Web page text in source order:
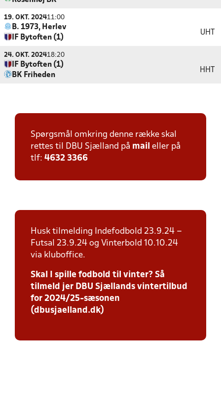
19. OKT. 202411:00
B. 1973, Herlev
IF Bytoften (1)
UHT
24. OKT. 202418:20
IF Bytoften (1)
BK Friheden
HHT
Spørgsmål omkring denne række skal
rettes til DBU Sjælland på mail eller på
tlf: 4632 3366
Husk tilmelding Indefodbold 23.9.24 –
Futsal 23.9.24 og Vinterbold 10.10.24
via kluboffice.
Skal I spille fodbold til vinter? Så
tilmeld jer DBU Sjællands vintertilbud
for 2024/25-sæsonen
(dbusjaelland.dk)